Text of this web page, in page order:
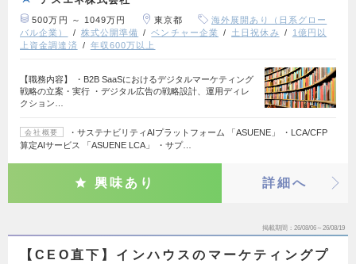
500万円 ～ 1049万円 東京都
海外展開あり（日系グロー
バル企業）
株式公開準備 ベンチャー企業 土日祝休み
1億円以
上資金調達済
年収600万以上
【職務内容】 ・B2B SaaSにおけるデジタルマーケティング
戦略の立案・実行 ・デジタル広告の戦略設計、運用ディレ
クション…
会社概要
・サステナビリティAIプラットフォーム 「ASUENE」 ・LCA/CFP
算定AIサービス 「ASUENE LCA」 ・サプ…
興味あり 詳細へ
掲載期間 26/08/06～26/08/19
【CEO直下】インハウスのマーケティングプ